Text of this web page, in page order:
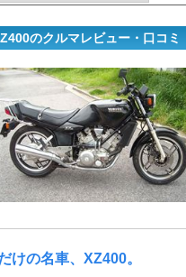
のクルマレビュー・口コミ
けの名車、XZ400。